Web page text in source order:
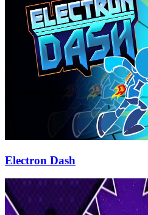
Electron Dash